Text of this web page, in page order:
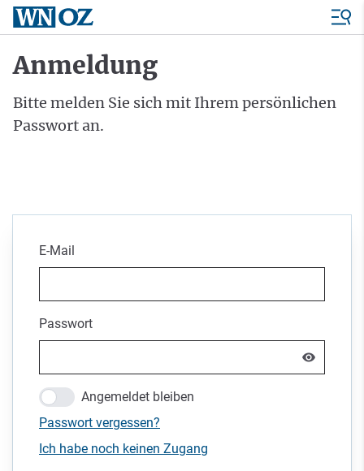
Anmeldung
Bitte melden Sie sich mit Ihrem persönlichen
Passwort an.
E-Mail
Passwort
Angemeldet bleiben
Passwort vergessen?
Ich habe noch keinen Zugang